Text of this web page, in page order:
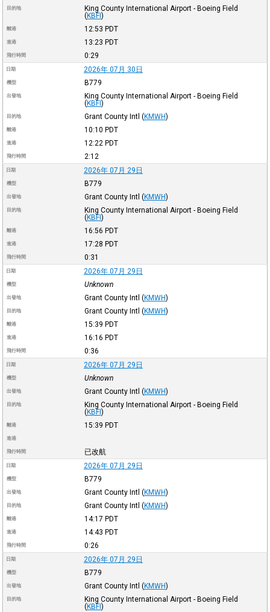
目的地
King County International Airport - Boeing Field
(KBFI )
離港 12:53 PDT
進港 13:23 PDT
飛行時間 0:29
日期 2026年 07月 30日
機型 B779
出發地
King County International Airport - Boeing Field
(KBFI)
目的地 Grant County Intl (KMWH)
離港 10:10 PDT
進港 12:22 PDT
飛行時間 2:12
日期 2026年 07月 29日
機型 B779
出發地 Grant County Intl (KMWH)
目的地
King County International Airport - Boeing Field
(KBFI )
離港 16:56 PDT
進港 17:28 PDT
飛行時間 0:31
日期 2026年 07月 29日
機型 Unknown
出發地 Grant County Intl (KMWH)
目的地 Grant County Intl (KMWH)
離港 15:39 PDT
進港 16:16 PDT
飛行時間 0:36
日期 2026年 07月 29日
機型 Unknown
出發地 Grant County Intl (KMWH)
目的地
King County International Airport - Boeing Field
(KBFI )
離港 15:39 PDT
進港
飛行時間 已改航
日期 2026年 07月 29日
機型 B779
出發地 Grant County Intl (KMWH)
目的地 Grant County Intl (KMWH)
離港 14:17 PDT
進港 14:43 PDT
飛行時間 0:26
日期 2026年 07月 29日
機型 B779
出發地 Grant County Intl (KMWH)
目的地
King County International Airport - Boeing Field
(KBFI )